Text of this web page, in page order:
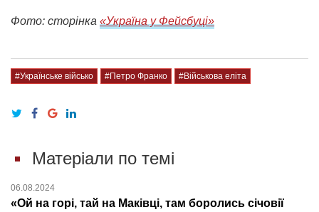
Фото: сторінка «Україна у Фейсбуці»
#Українське військо #Петро Франко #Військова еліта
Матеріали по темі
06.08.2024
«Ой на горі, тай на Маківці, там боролись січовії